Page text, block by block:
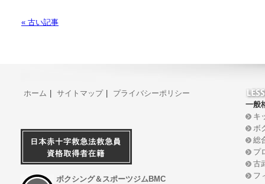
« 古い記事
ホーム サイトマップ プライバシーポリシー
ボクシング＆スポーツジムBMC
一般
キ
ボ
総
プ
古
フ